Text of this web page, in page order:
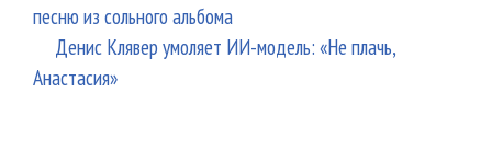
песню из сольного альбома
Денис Клявер умоляет ИИ-модель: «Не плачь,
Анастасия»